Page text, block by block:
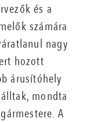
és a
számára
nagy
hozott
árusítóhely
mondta
A